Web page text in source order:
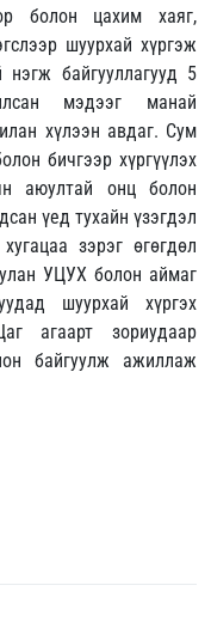
болон цахим хаяг,
шуурхай хүргэж
байгууллагууд 5
мэдээг манай
хүлээн авдаг. Сум
бичгээр хүргүүлэх
аюултай онц болон
үед тухайн үзэгдэл
зэрэг өгөгдөл
УЦУХ болон аймаг
шуурхай хүргэх
агаарт зориудаар
байгуулж ажиллаж